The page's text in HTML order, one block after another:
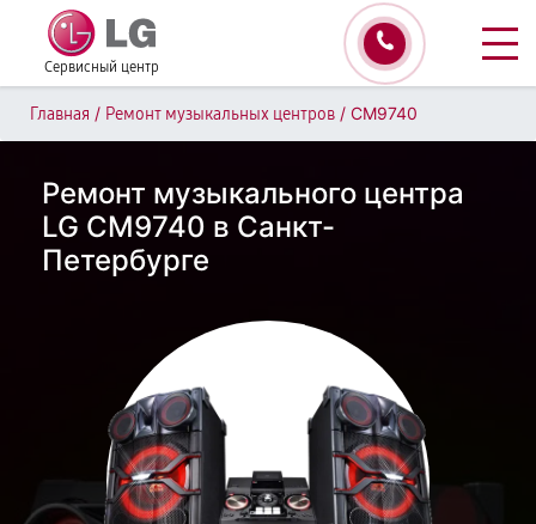
Сервисный центр
Главная / Ремонт музыкальных центров / CM9740
Ремонт музыкального центра
LG CM9740 в Санкт-
Петербурге